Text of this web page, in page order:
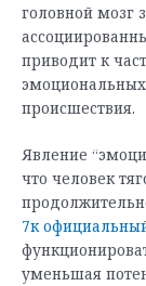
головной мозг
приводит к
происшествия.
Явление
что человек
7к
уменьшая